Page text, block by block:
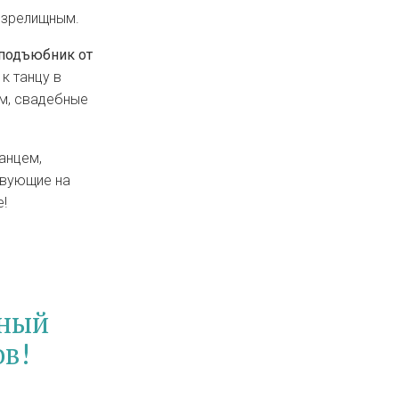
от
танцу в
свадебные
на